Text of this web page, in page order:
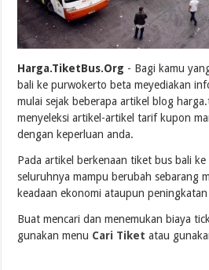
Harga.TiketBus.Org - Bagi kamu
bali ke purwokerto beta meyediakan
mulai sejak beberapa artikel blog
menyeleksi artikel-artikel tarif kupon
dengan keperluan anda.
Pada artikel berkenaan tiket bus bali
seluruhnya mampu berubah sebarang
keadaan ekonomi ataupun
Buat mencari dan menemukan biaya
gunakan menu Cari Tiket atau